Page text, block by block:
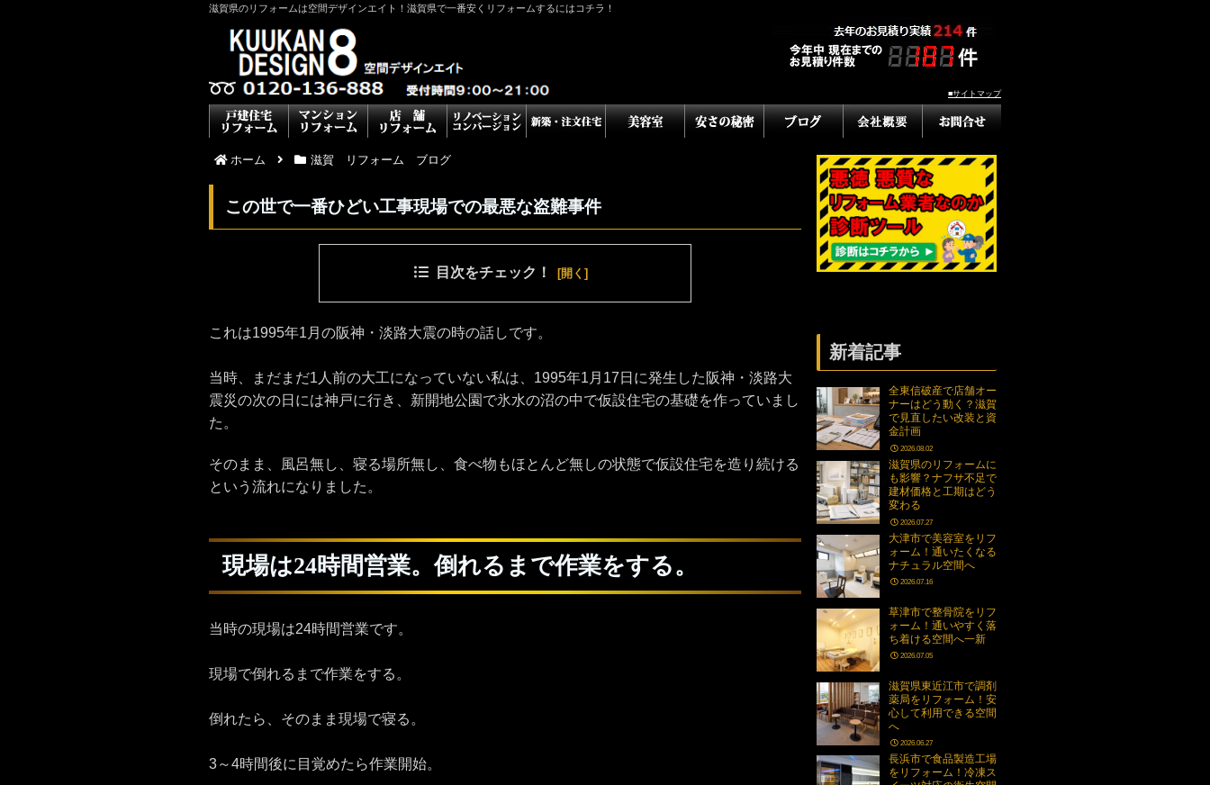
滋賀県のリフォームは空間デザインエイト！滋賀県で一番安くリフォームするにはコチラ！
■サイトマップ
ホーム 滋賀 リフォーム ブログ
この世で一番ひどい工事現場での最悪な盗難事件
目次をチェック！
これは1995年1月の阪神・淡路大震の時の話しです。
当時、まだまだ1人前の大工になっていない私は、1995年1月17日に発生した阪神・淡路大
震災の次の日には神戸に行き、新開地公園で氷水の沼の中で仮設住宅の基礎を作っていまし
た。
そのまま、風呂無し、寝る場所無し、食べ物もほとんど無しの状態で仮設住宅を造り続ける
という流れになりました。
現場は24時間営業。倒れるまで作業をする。
当時の現場は24時間営業です。
現場で倒れるまで作業をする。
倒れたら、そのまま現場で寝る。
3～4時間後に目覚めたら作業開始。
新着記事
全東信破産で店舗オー
ナーはどう動く？滋賀
で見直したい改装と資
金計画
2026.08.02
滋賀県のリフォームに
も影響？ナフサ不足で
建材価格と工期はどう
変わる
2026.07.27
大津市で美容室をリフ
ォーム！通いたくなる
ナチュラル空間へ
2026.07.16
草津市で整骨院をリフ
ォーム！通いやすく落
ち着ける空間へ一新
2026.07.05
滋賀県東近江市で調剤
薬局をリフォーム！安
心して利用できる空間
へ
2026.06.27
長浜市で食品製造工場
をリフォーム！冷凍ス